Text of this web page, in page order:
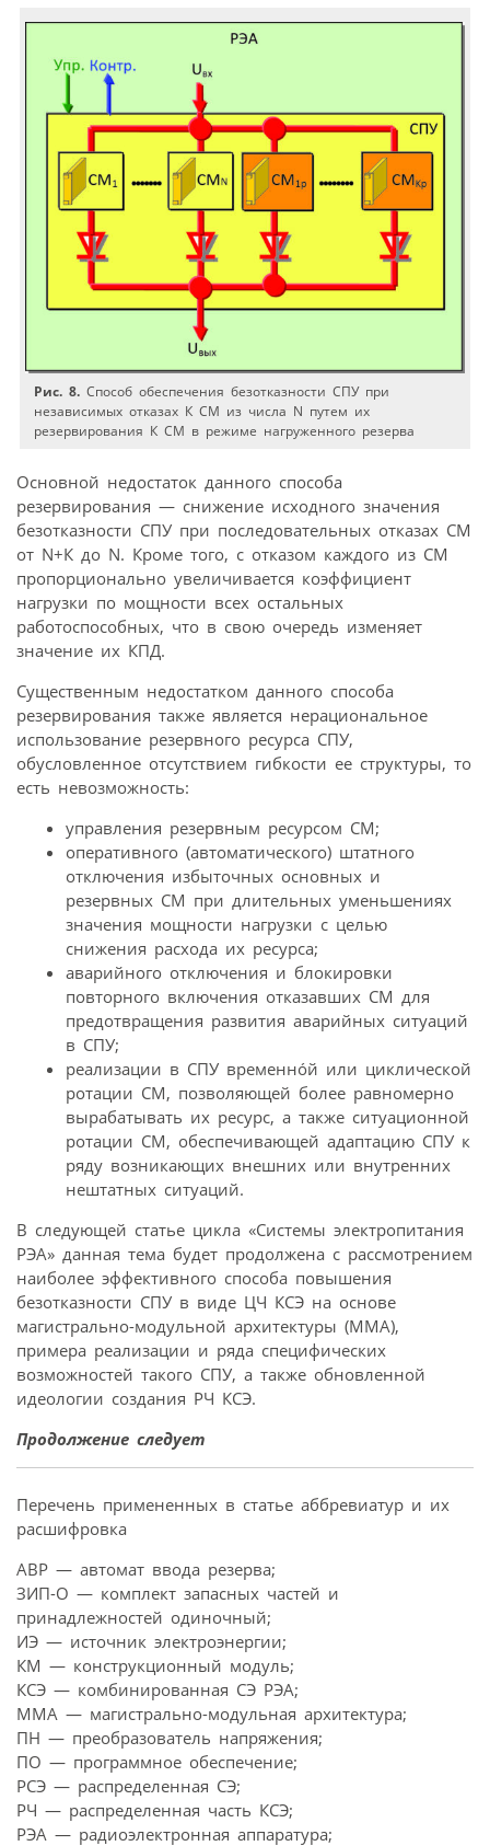
Рис. 8. Способ обеспечения безотказности СПУ при
независимых отказах К СМ из числа N путем их
резервирования К СМ в режиме нагруженного резерва
Основной недостаток данного способа
резервирования — снижение исходного значения
безотказности СПУ при последовательных отказах СМ
от N+К до N. Кроме того, с отказом каждого из СМ
пропорционально увеличивается коэффициент
нагрузки по мощности всех остальных
работоспособных, что в свою очередь изменяет
значение их КПД.
Существенным недостатком данного способа
резервирования также является нерациональное
использование резервного ресурса СПУ,
обусловленное отсутствием гибкости ее структуры, то
есть невозможность:
управления резервным ресурсом СМ;
оперативного (автоматического) штатного
отключения избыточных основных и
резервных СМ при длительных уменьшениях
значения мощности нагрузки с целью
снижения расхода их ресурса;
аварийного отключения и блокировки
повторного включения отказавших СМ для
предотвращения развития аварийных ситуаций
в СПУ;
реализации в СПУ временнóй или циклической
ротации СМ, позволяющей более равномерно
вырабатывать их ресурс, а также ситуационной
ротации СМ, обеспечивающей адаптацию СПУ к
ряду возникающих внешних или внутренних
нештатных ситуаций.
В следующей статье цикла «Системы электропитания
РЭА» данная тема будет продолжена с рассмотрением
наиболее эффективного способа повышения
безотказности СПУ в виде ЦЧ КСЭ на основе
магистрально-модульной архитектуры (ММА),
примера реализации и ряда специфических
возможностей такого СПУ, а также обновленной
идеологии создания РЧ КСЭ.
Продолжение следует
Перечень примененных в статье аббревиатур и их
расшифровка
АВР — автомат ввода резерва;
ЗИП-О — комплект запасных частей и
принадлежностей одиночный;
ИЭ — источник электроэнергии;
КМ — конструкционный модуль;
КСЭ — комбинированная СЭ РЭА;
ММА — магистрально-модульная архитектура;
ПН — преобразователь напряжения;
ПО — программное обеспечение;
РСЭ — распределенная СЭ;
РЧ — распределенная часть КСЭ;
РЭА — радиоэлектронная аппаратура;